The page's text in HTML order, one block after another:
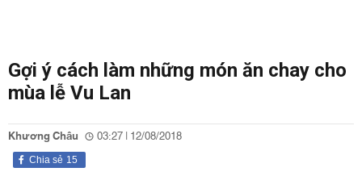
Gợi ý cách làm những món ăn chay cho
mùa lễ Vu Lan
Khương Châu 03:27 | 12/08/2018
15
Chia sẻ